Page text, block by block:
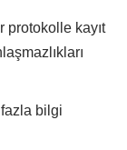
protokolle kayıt
bilgi